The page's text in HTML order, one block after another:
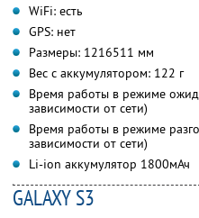
WiFi: есть
GPS: нет
Размеры: 1216511 мм
Вес с аккумулятором: 122 г
Время работы в режиме
зависимости от сети)
Время работы в режиме
зависимости от сети)
Li-ion аккумулятор 1800мАч
GALAXY S3